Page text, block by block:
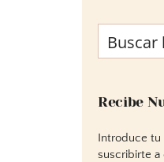
Recibe
Introduce tu
suscribirte a